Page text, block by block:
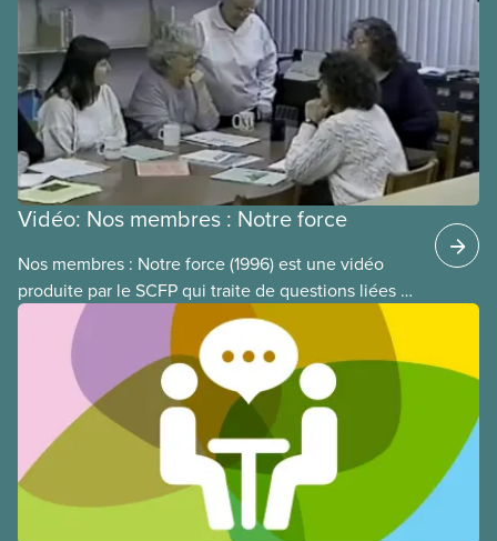
octobre 1964, soit un an après le congrès de
fondation du SCFP, en septembre 1963.
Vidéo: Nos membres : Notre force
Nos membres : Notre force (1996) est une vidéo
produite par le SCFP qui traite de questions liées à
la participation des membres à notre syndicat. Elle
est présentée par la présidente nationale du SCFP
de l’époque, Judy Darcy, et montre des exemples
de réussite en matière d’implication et de
mobilisation des membres.